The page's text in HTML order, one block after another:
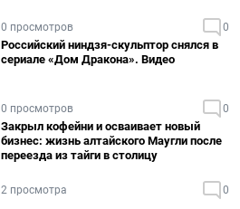
0 просмотров 0
Российский ниндзя-скульптор снялся в
сериале «Дом Дракона». Видео
0 просмотров 0
Закрыл кофейни и осваивает новый
бизнес: жизнь алтайского Маугли после
переезда из тайги в столицу
2 просмотра 0